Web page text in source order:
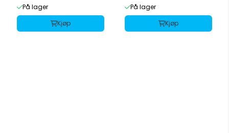
På lager
Kjøp
På lager
Kjøp